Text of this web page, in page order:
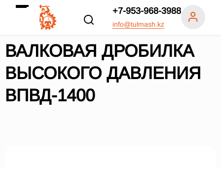
+7-953-968-3988
info@tulmash.kz
ВАЛКОВАЯ ДРОБИЛКА
ВЫСОКОГО ДАВЛЕНИЯ
ВПВД-1400